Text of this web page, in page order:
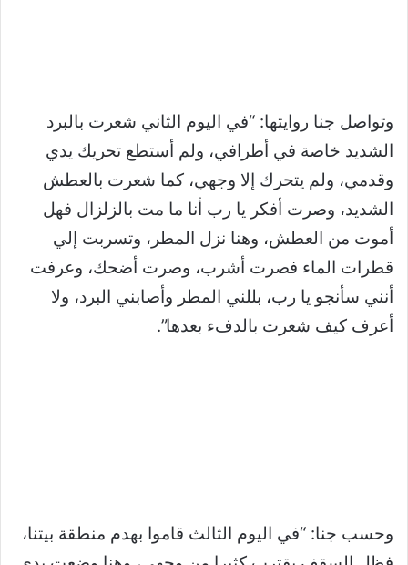
وتواصل جنا روايتها: “في اليوم الثاني شعرت بالبرد
الشديد خاصة في أطرافي، ولم أستطع تحريك يدي
وقدمي، ولم يتحرك إلا وجهي، كما شعرت بالعطش
الشديد، وصرت أفكر يا رب أنا ما مت بالزلزال فهل
أموت من العطش، وهنا نزل المطر، وتسربت إلي
قطرات الماء فصرت أشرب، وصرت أضحك، وعرفت
أنني سأنجو يا رب، بللني المطر وأصابني البرد، ولا
أعرف كيف شعرت بالدفء بعدها”.
وحسب جنا: “في اليوم الثالث قاموا بهدم منطقة بيتنا،